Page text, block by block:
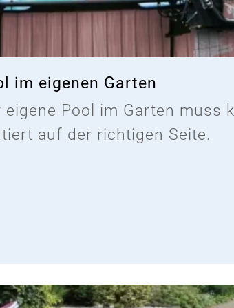
im eigenen Garten
Pool im Garten muss
auf der richtigen Seite.